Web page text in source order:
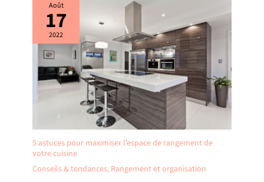
Août
17
2022
5 astuces pour maximiser l’espace de rangement de
votre cuisine
Conseils & tendances, Rangement et organisation